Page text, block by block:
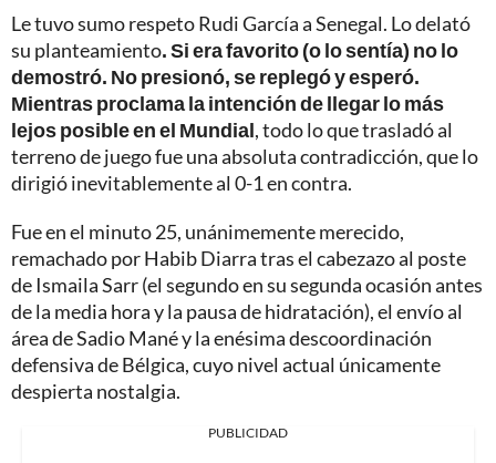
Le tuvo sumo respeto Rudi García a Senegal. Lo delató
su planteamiento. Si era favorito (o lo sentía) no lo
demostró. No presionó, se replegó y esperó.
Mientras proclama la intención de llegar lo más
lejos posible en el Mundial, todo lo que trasladó al
terreno de juego fue una absoluta contradicción, que lo
dirigió inevitablemente al 0-1 en contra.
Fue en el minuto 25, unánimemente merecido,
remachado por Habib Diarra tras el cabezazo al poste
de Ismaila Sarr (el segundo en su segunda ocasión antes
de la media hora y la pausa de hidratación), el envío al
área de Sadio Mané y la enésima descoordinación
defensiva de Bélgica, cuyo nivel actual únicamente
despierta nostalgia.
PUBLICIDAD